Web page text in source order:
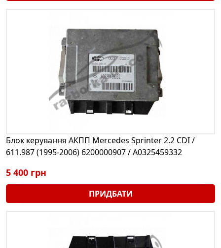
Блок керування АКПП Mercedes Sprinter 2.2 CDI /
611.987 (1995-2006) 6200000907 / A0325459332
5 400 грн
ПРИДБАТИ